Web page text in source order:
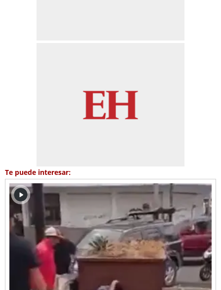
Te puede interesar: